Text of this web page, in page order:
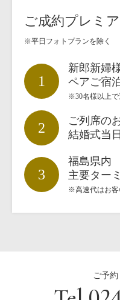
ご成約プレミ
※平日フォトプランを除く
1
新郎新婦
ペアご宿
※30名様以上
2
ご列席の
結婚式当
3
福島県内
主要ター
※高速代はお客
ご予